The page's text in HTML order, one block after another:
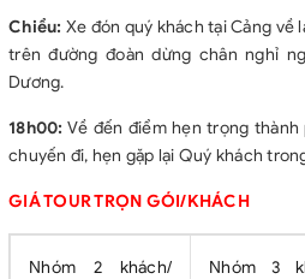
Chiều: Xe đón quý khách tại Cảng về
trên đường đoàn dừng chân nghỉ
Dương.
18h00: Về đến điểm hẹn trọng
chuyến đi, hẹn gặp lại Quý khách
GIÁ TOUR TRỌN GÓI/KHÁCH
Nhóm 2 khách/
Nhóm 3